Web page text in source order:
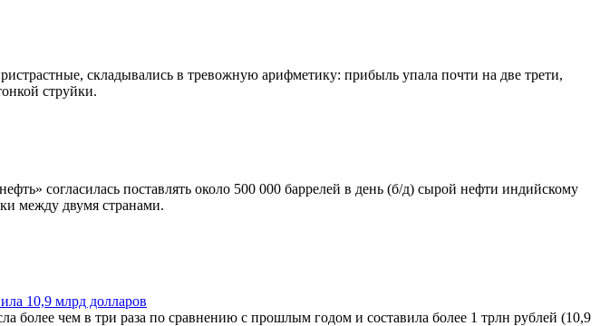
складывались в тревожную арифметику: прибыль упала почти на две трети,
струйки.
согласилась поставлять около 500 000 баррелей в день (б/д) сырой нефти индийскому
между двумя странами.
10,9 млрд долларов
более чем в три раза по сравнению с прошлым годом и составила более 1 трлн рублей (10,9